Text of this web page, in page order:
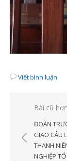
Viết bình luận
Điều
hướng
bài
viết
Bài cũ hơn
ĐOÀN
GIAO CÂU
THANH
NGHIỆP